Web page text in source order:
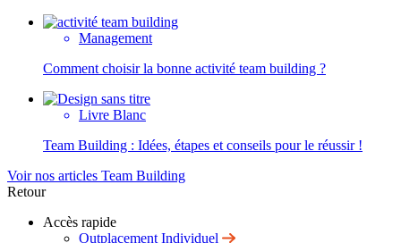
Management
Comment choisir la bonne activité team building ?
Livre Blanc
Team Building : Idées, étapes et conseils pour le réussir !
Voir nos articles Team Building
Retour
Accès rapide
Outplacement Individuel